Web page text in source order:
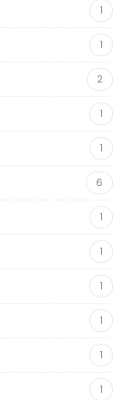
1
1
2
1
1
6
1
1
1
1
1
1